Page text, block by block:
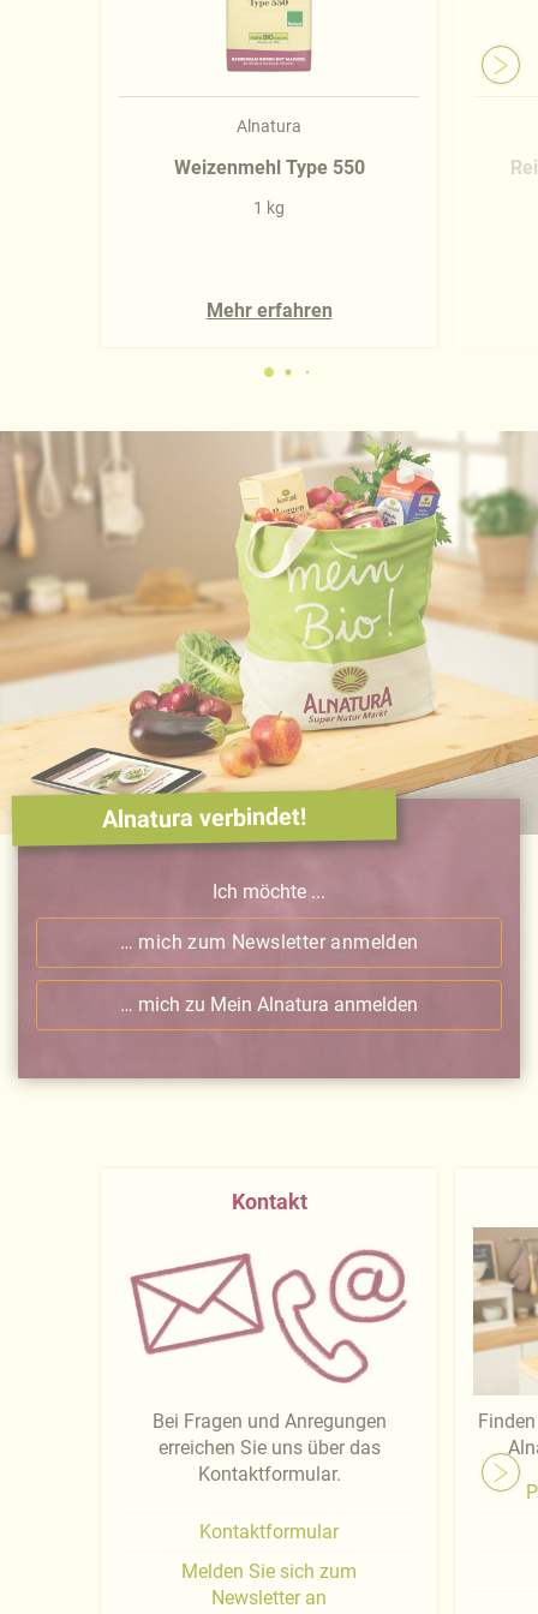
Alnatura
Weizenmehl Type 550
1 kg
Mehr erfahren
Alnatura verbindet!
Ich möchte ...
… mich zum Newsletter anmelden
… mich zu Mein Alnatura anmelden
Kontakt
Bei Fragen und Anregungen
erreichen Sie uns über das
Kontaktformular.
Kontaktformular
Melden Sie sich zum
Newsletter an